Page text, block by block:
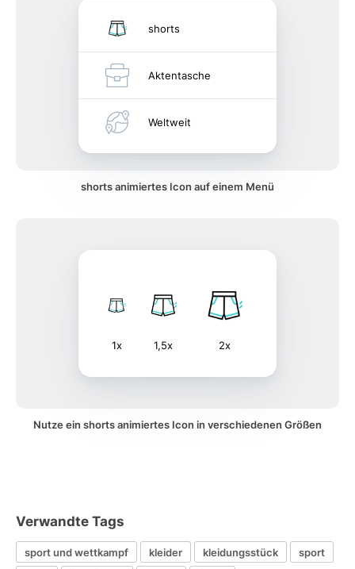
shorts
Aktentasche
Weltweit
shorts animiertes Icon auf einem Menü
1x 1,5x 2x
Nutze ein shorts animiertes Icon in verschiedenen Größen
Verwandte Tags
sport und wettkampf kleider kleidungsstück
sport